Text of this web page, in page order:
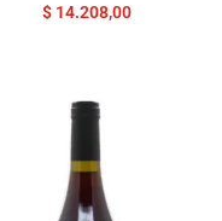
$ 14.208,00